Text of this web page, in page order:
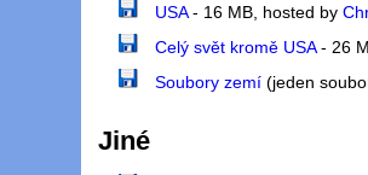
USA- 16 MB, hosted by
Celý svět kromě USA- 26
Soubory zemí (jeden
Jiné